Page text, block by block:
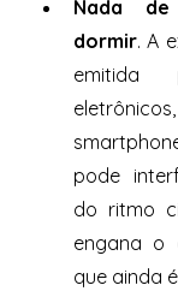
Nada
dormir. A
emitida
pode
do ritmo
engana o
que ainda